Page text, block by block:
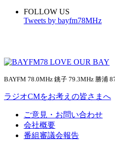
FOLLOW US
Tweets by bayfm78MHz
BAYFM 78.0MHz 銚子 79.3MHz 勝浦
ラジオCMをお考えの皆さまへ
ご意見・お問い合わせ
会社概要
番組審議会報告